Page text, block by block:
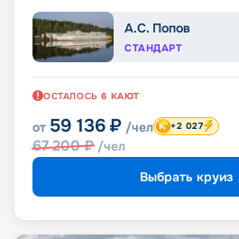
А.С. Попов
СТАНДАРТ
ОСТАЛОСЬ 6 КАЮТ
от 59 136 ₽ /чел
67 200₽ /чел
+2 027
Выбрать круиз